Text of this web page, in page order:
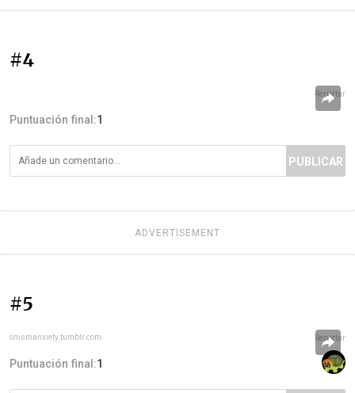
#4
Reportar
Puntuación final:1
PUBLICAR
ADVERTISEMENT
#5
onismanxiety.tumblr.com Reportar
Puntuación final:1